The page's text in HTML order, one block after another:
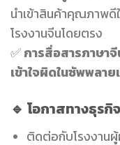
นำเข้าสินค้าคุณภาพ
โรงงานจีนโดยตรง
✅การสื่อสารภาษา
เข้าใจผิดในซัพพลาย
🔹 โอกาสทางธุรกิ
ติดต่อกับโรงงาน